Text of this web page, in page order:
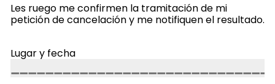
Les ruego me confirmen la tramitación de mi
petición de cancelación y me notifiquen el resultado.
Lugar y fecha